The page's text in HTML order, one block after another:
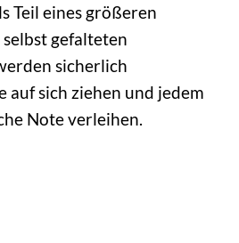
Teil eines größeren
gefalteten
sicherlich
auf sich ziehen und jedem
Note verleihen.